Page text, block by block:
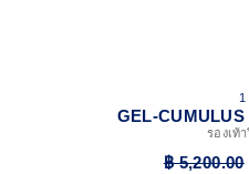
1
GEL-CUMULUS
รองเท้
฿ 5,200.00